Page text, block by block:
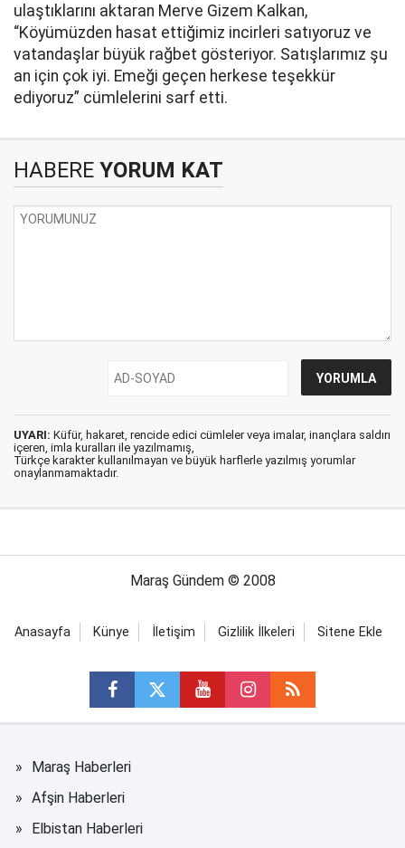
ulaştıklarını aktaran Merve Gizem Kalkan,
“Köyümüzden hasat ettiğimiz incirleri satıyoruz ve
vatandaşlar büyük rağbet gösteriyor. Satışlarımız şu
an için çok iyi. Emeği geçen herkese teşekkür
ediyoruz” cümlelerini sarf etti.
HABERE YORUM KAT
UYARI: Küfür, hakaret, rencide edici cümleler veya imalar, inançlara saldırı
içeren, imla kuralları ile yazılmamış,
Türkçe karakter kullanılmayan ve büyük harflerle yazılmış yorumlar
onaylanmamaktadır.
Maraş Gündem © 2008
Anasayfa Künye İletişim Gizlilik İlkeleri Sitene Ekle
Maraş Haberleri
Afşin Haberleri
Elbistan Haberleri